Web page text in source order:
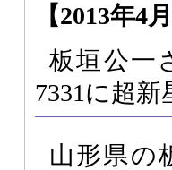
【2013年4
板垣公一
7331に超新
山形県の